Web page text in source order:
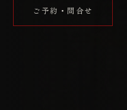
ご予約・問合せ